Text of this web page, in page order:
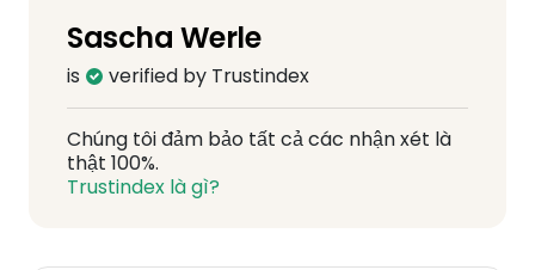
Sascha Werle
is verified by Trustindex
Chúng tôi đảm bảo tất cả các nhận xét là
thật 100%.
Trustindex là gì?